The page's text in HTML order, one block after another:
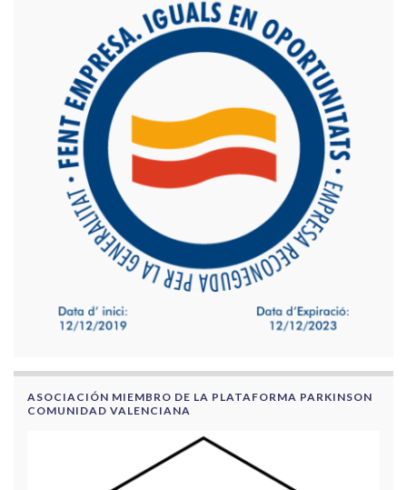
ASOCIACIÓN MIEMBRO DE LA PLATAFORMA PARKINSON
COMUNIDAD VALENCIANA